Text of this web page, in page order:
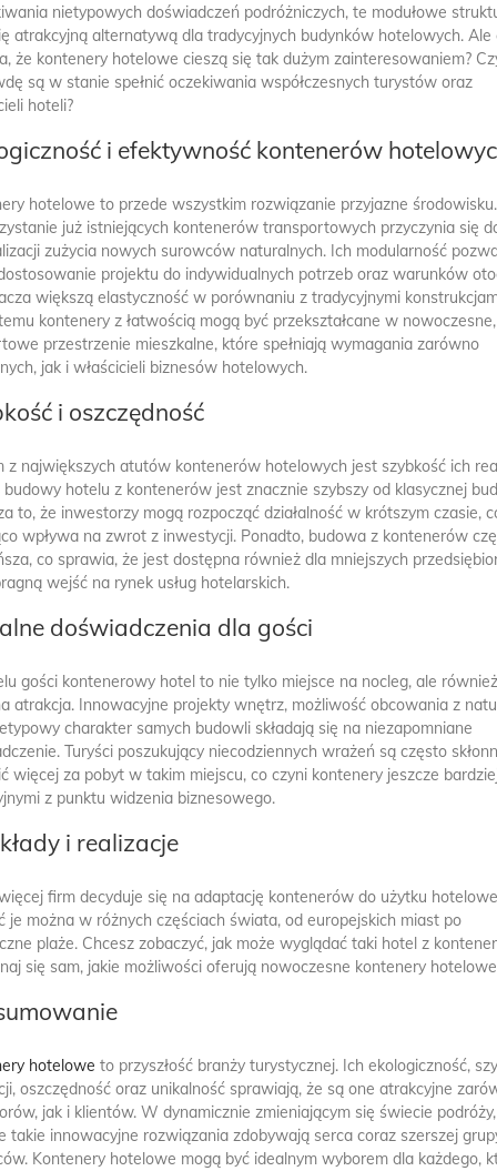
nietypowych doświadczeń podróżniczych, te modułowe
atrakcyjną alternatywą dla tradycyjnych budynków hotelowych. Ale
że kontenery hotelowe cieszą się tak dużym zainteresowaniem?
są w stanie spełnić oczekiwania współczesnych turystów oraz
hoteli?
i efektywność kontenerów
hotelowe to przede wszystkim rozwiązanie przyjazne środowisku.
już istniejących kontenerów transportowych przyczynia się
zużycia nowych surowców naturalnych. Ich modularność
projektu do indywidualnych potrzeb oraz warunków
większą elastyczność w porównaniu z tradycyjnymi
kontenery z łatwością mogą być przekształcane w nowoczesne,
przestrzenie mieszkalne, które spełniają wymagania zarówno
jak i właścicieli biznesów hotelowych.
i oszczędność
z największych atutów kontenerów hotelowych jest szybkość ich
budowy hotelu z kontenerów jest znacznie szybszy od klasycznej
to, że inwestorzy mogą rozpocząć działalność w krótszym czasie,
wpływa na zwrot z inwestycji. Ponadto, budowa z kontenerów
co sprawia, że jest dostępna również dla mniejszych
wejść na rynek usług hotelarskich.
doświadczenia dla gości
gości kontenerowy hotel to nie tylko miejsce na nocleg, ale
atrakcja. Innowacyjne projekty wnętrz, możliwość obcowania z
charakter samych budowli składają się na niezapomniane
Turyści poszukujący niecodziennych wrażeń są często
więcej za pobyt w takim miejscu, co czyni kontenery jeszcze
z punktu widzenia biznesowego.
i realizacje
firm decyduje się na adaptację kontenerów do użytku
je można w różnych częściach świata, od europejskich miast po
plaże. Chcesz zobaczyć, jak może wyglądać taki hotel z
się sam, jakie możliwości oferują nowoczesne kontenery
hotelowe to przyszłość branży turystycznej. Ich ekologiczność,
oszczędność oraz unikalność sprawiają, że są one atrakcyjne
jak i klientów. W dynamicznie zmieniającym się świecie
takie innowacyjne rozwiązania zdobywają serca coraz szerszej
Kontenery hotelowe mogą być idealnym wyborem dla każdego,
izabela
KIM JEST DOBRY PREZENTER
RADIOWY?
marzę o takiej pracy
mama
JAK URZĄDZIĆ
SZKOLNĄ, TAK
SPRZYJAŁA
fajnie byłoby taką
kiedyś sobie kupić i
tylko do domu.